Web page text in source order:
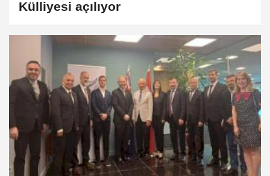
Külliyesi açılıyor